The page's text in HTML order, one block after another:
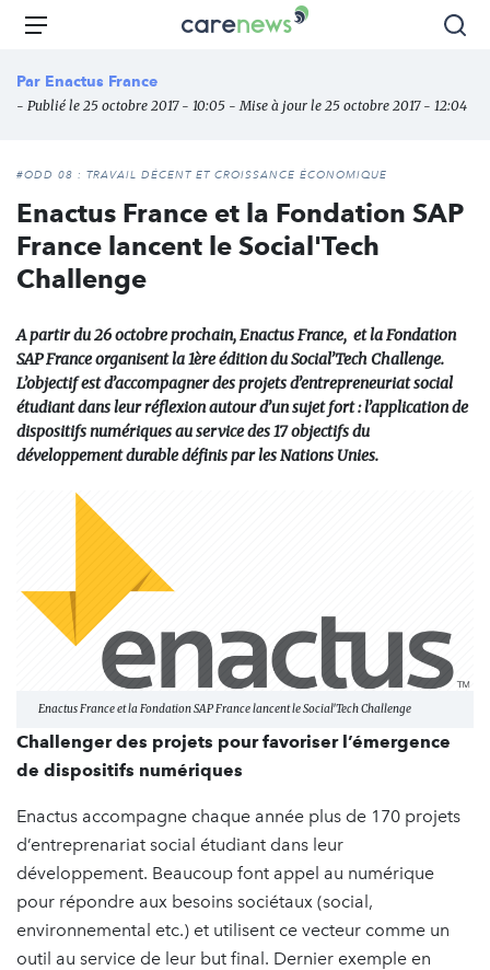
Aller
principal
Carenews,
des
l'engagement
Menu
Par Enactus France
- Publié le 25 octobre 2017 - 10:05 - Mise à jour le 25 octobre 2017 - 12:04
#ODD 08 : TRAVAIL DÉCENT ET CROISSANCE ÉCONOMIQUE
Enactus France et la Fondation SAP
France lancent le Social'Tech
Challenge
A partir du 26 octobre prochain, Enactus France, et la Fondation
SAP France organisent la 1ère édition du Social’Tech Challenge.
L’objectif est d’accompagner des projets d’entrepreneuriat social
étudiant dans leur réflexion autour d’un sujet fort : l’application de
dispositifs numériques au service des 17 objectifs du
développement durable définis par les Nations Unies.
Enactus France et la Fondation SAP France lancent le Social'Tech Challenge
Challenger des projets pour favoriser l’émergence
de dispositifs numériques
Enactus accompagne chaque année plus de 170 projets
d’entreprenariat social étudiant dans leur
développement. Beaucoup font appel au numérique
pour répondre aux besoins sociétaux (social,
environnemental etc.) et utilisent ce vecteur comme un
outil au service de leur but final. Dernier exemple en